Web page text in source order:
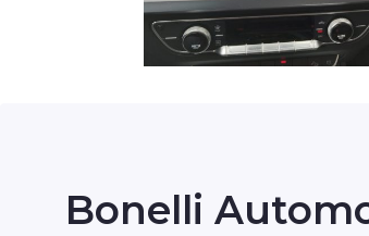
Bonelli